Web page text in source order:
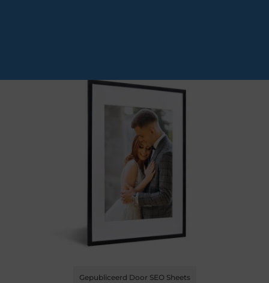
Gepubliceerd Door SEO Sheets